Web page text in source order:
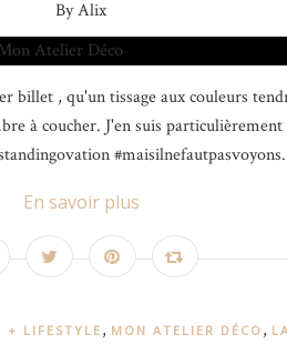
By Alix
billet , qu'un tissage aux couleurs
à coucher. J'en suis
En savoir plus
+ LIFESTYLE , MON ATELIER DÉCO ,